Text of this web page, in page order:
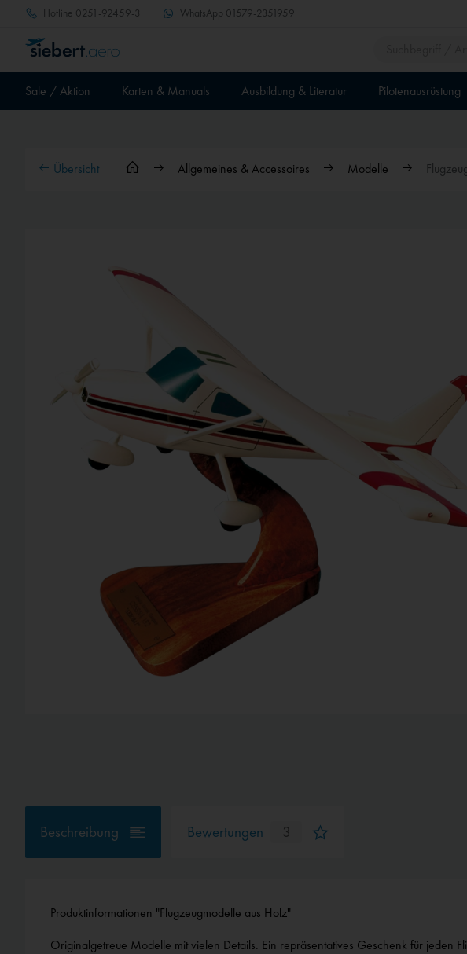
Hotline 0251-92459-3 WhatsApp 01579-2351959
Sale / Aktion Karten & Manuals Ausbildung & Literatur Pilotenausrüstung
Übersicht Allgemeines & Accessoires Modelle
Beschreibung Bewertungen 3
Produktinformationen "Flugzeugmodelle aus Holz"
Originalgetreue Modelle mit vielen Details. Ein repräsentatives Geschenk für jeden